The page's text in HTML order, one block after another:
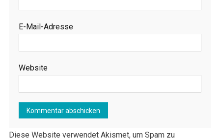
E-Mail-Adresse
Website
Diese Website verwendet Akismet, um Spam zu